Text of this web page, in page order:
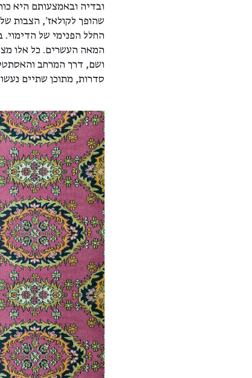
ובדיה ובאמצעותם היא
שהופך לקולאז׳, הצבות
החלל הפנימי של הדימוי.
המאה העשרים. כל אלו
ושם, דרך המרחב
סדרות, מתוכן שתיים